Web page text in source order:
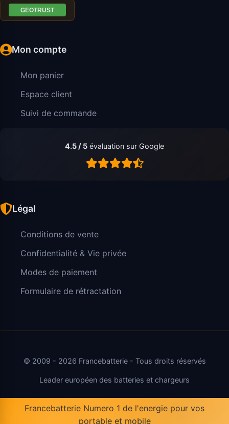
Mon compte
Mon panier
Espace client
Suivi de commande
4.5 / 5 évaluation sur Google
Légal
Conditions de vente
Confidentialité & Vie privée
Modes de paiement
Formulaire de rétractation
© 2009 - 2026 Francebatterie - Tous droits réservés
Leader européen des batteries et chargeurs
Francebatterie Numero 1 de l'energie pour vos
portable et mobile